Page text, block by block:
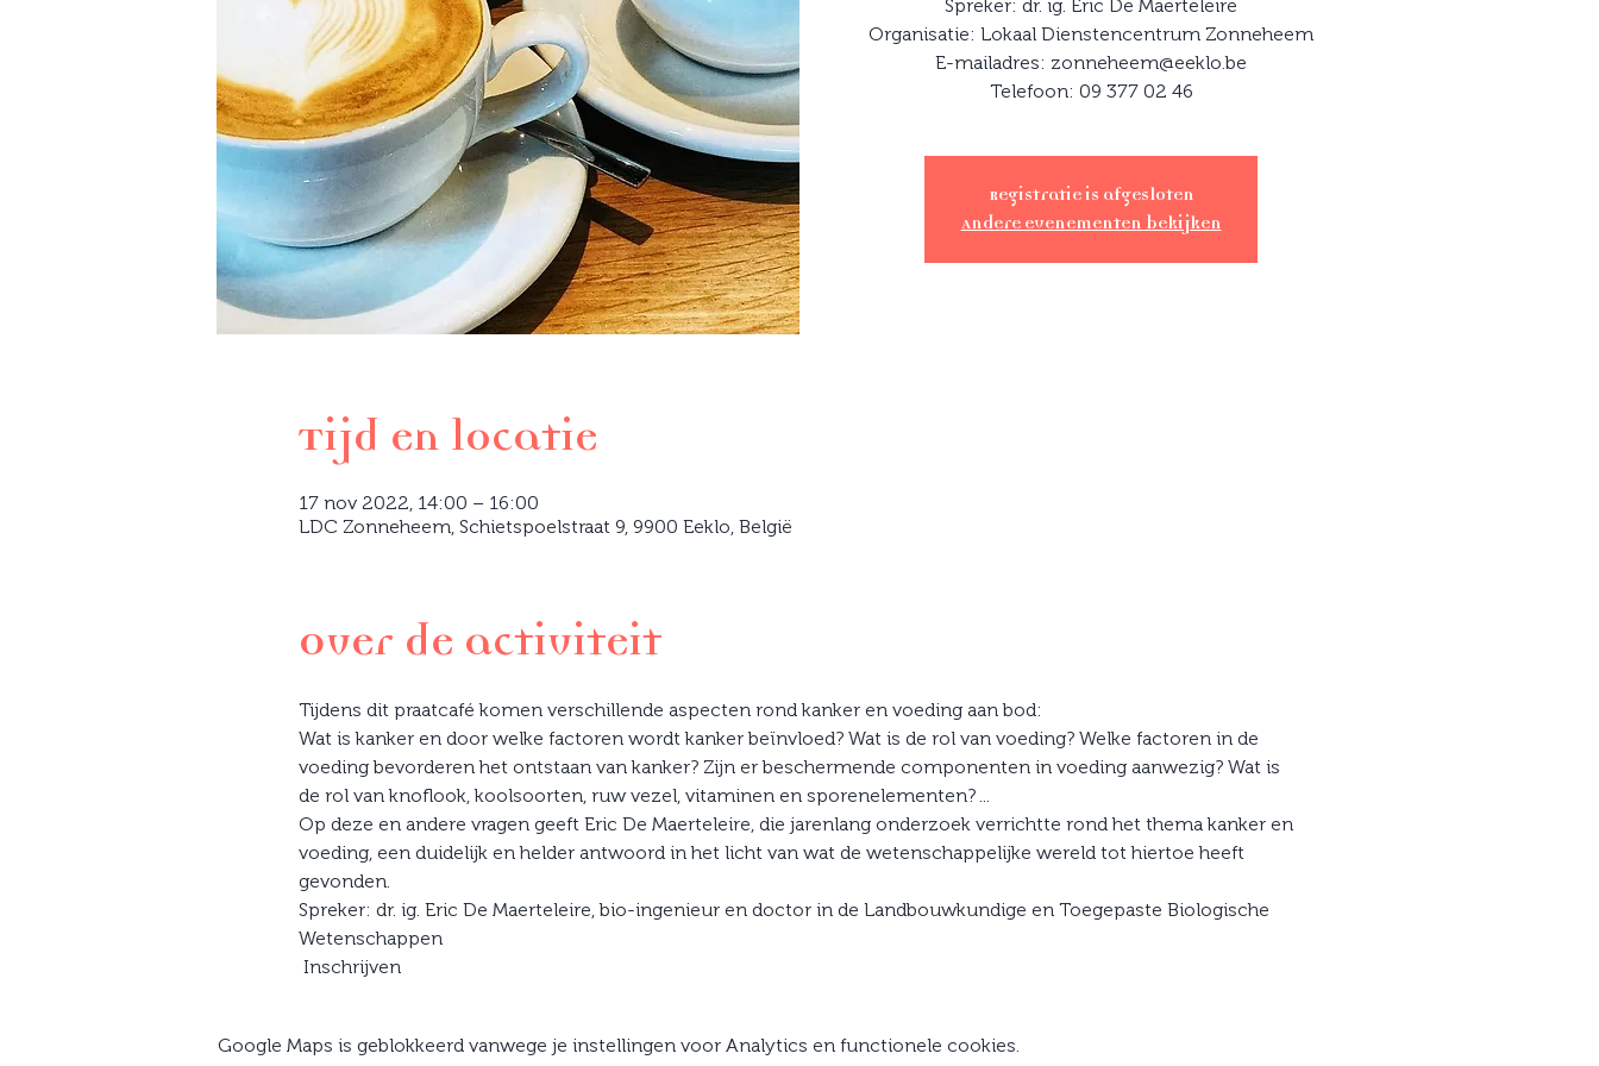
Spreker: dr. ig. Eric De Maerteleire
Organisatie: Lokaal Dienstencentrum Zonneheem
E-mailadres: zonneheem@eeklo.be
Registratie is afgesloten
Andere evenementen bekijken
Tijd en locatie
17 nov 2022, 14:00 – 16:00
LDC Zonneheem, Schietspoelstraat 9, 9900 Eeklo, België
Over de activiteit
Tijdens dit praatcafé komen verschillende aspecten rond kanker en voeding aan bod:
Wat is kanker en door welke factoren wordt kanker beïnvloed? Wat is de rol van voeding? Welke factoren in de
voeding bevorderen het ontstaan van kanker? Zijn er beschermende componenten in voeding aanwezig? Wat is
de rol van knoflook, koolsoorten, ruw vezel, vitaminen en sporenelementen? ...
Op deze en andere vragen geeft Eric De Maerteleire, die jarenlang onderzoek verrichtte rond het thema kanker en
voeding, een duidelijk en helder antwoord in het licht van wat de wetenschappelijke wereld tot hiertoe heeft
gevonden.​
Spreker: dr. ig. Eric De Maerteleire, bio-ingenieur en doctor in de Landbouwkundige en Toegepaste Biologische
Wetenschappen
Inschrijven
Google Maps is geblokkeerd vanwege je instellingen voor Analytics en functionele cookies.